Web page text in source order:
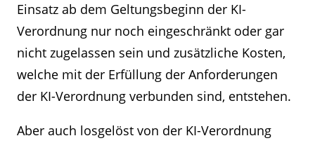
Einsatz ab dem Geltungsbeginn der KI-
Verordnung nur noch eingeschränkt oder gar
nicht zugelassen sein und zusätzliche Kosten,
welche mit der Erfüllung der Anforderungen
der KI-Verordnung verbunden sind, entstehen.
Aber auch losgelöst von der KI-Verordnung